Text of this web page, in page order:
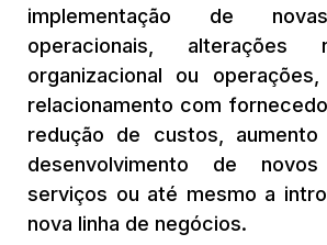
implementação de
operacionais, alterações
organizacional ou
relacionamento com
redução de custos, aumento
desenvolvimento de
serviços ou até mesmo a
nova linha de negócios.